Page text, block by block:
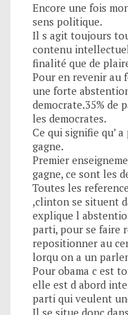
Encore une fois
sens politique.
Il s agit toujours
contenu
finalité que de
Pour en revenir au
une forte
democrate.35% de
les democrates.
Ce qui signifie qu’
gagne.
Premier
gagne, ce sont les
Toutes les
,clinton se situent
explique l
parti, pour se faire
repositionner au
lorqu on a un
Pour obama c est
elle est d abord
parti qui veulent